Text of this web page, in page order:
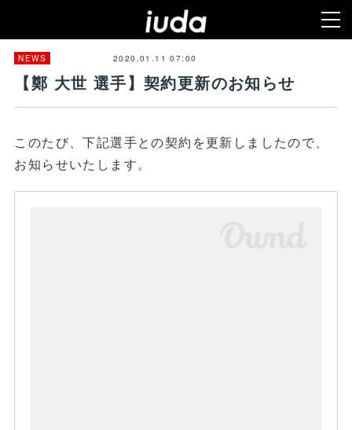
NEWS 2020.01.11 07:00
【鄭 大世 選手】契約更新のお知らせ
このたび、下記選手との契約を更新しましたので、
お知らせいたします。